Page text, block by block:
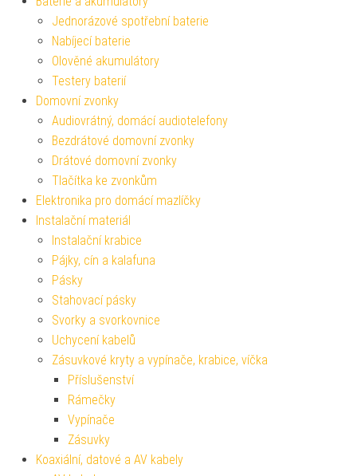
Jednorázové spotřební baterie
Nabíjecí baterie
Olověné akumulátory
Testery baterií
Domovní zvonky
Audiovrátný, domácí audiotelefony
Bezdrátové domovní zvonky
Drátové domovní zvonky
Tlačítka ke zvonkům
Elektronika pro domácí mazlíčky
Instalační materiál
Instalační krabice
Pájky, cín a kalafuna
Pásky
Stahovací pásky
Svorky a svorkovnice
Uchycení kabelů
Zásuvkové kryty a vypínače, krabice, víčka
Příslušenství
Rámečky
Vypínače
Zásuvky
Koaxiální, datové a AV kabely